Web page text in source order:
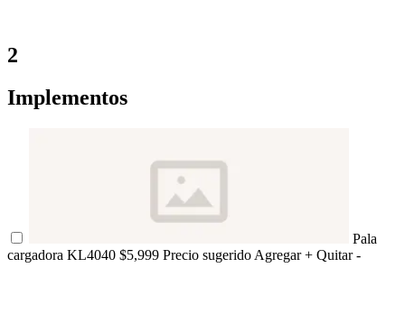
2
Implementos
Pala
cargadora KL4040 $5,999 Precio sugerido Agregar + Quitar -